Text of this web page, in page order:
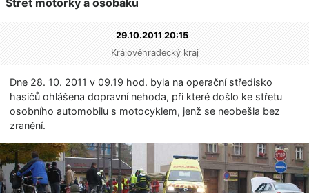
Střet motorky a osobáku
29.10.2011 20:15
Královéhradecký kraj
Dne 28. 10. 2011 v 09.19 hod. byla na operační středisko
hasičů ohlášena dopravní nehoda, při které došlo ke střetu
osobního automobilu s motocyklem, jenž se neobešla bez
zranění.